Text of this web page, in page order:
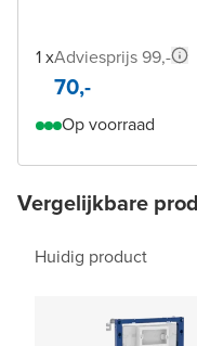
1 xAdviesprijs 99,-
70,-
Op voorraad
Vergelijkbare
Huidig product